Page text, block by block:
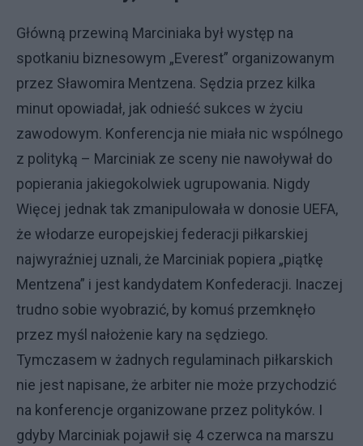
Główną przewiną Marciniaka był występ na
spotkaniu biznesowym „Everest” organizowanym
przez Sławomira Mentzena. Sędzia przez kilka
minut opowiadał, jak odnieść sukces w życiu
zawodowym. Konferencja nie miała nic wspólnego
z polityką – Marciniak ze sceny nie nawoływał do
popierania jakiegokolwiek ugrupowania. Nigdy
Więcej jednak tak zmanipulowała w donosie UEFA,
że włodarze europejskiej federacji piłkarskiej
najwyraźniej uznali, że Marciniak popiera „piątkę
Mentzena” i jest kandydatem Konfederacji. Inaczej
trudno sobie wyobrazić, by komuś przemknęło
przez myśl nałożenie kary na sędziego.
Tymczasem w żadnych regulaminach piłkarskich
nie jest napisane, że arbiter nie może przychodzić
na konferencje organizowane przez polityków. I
gdyby Marciniak pojawił się 4 czerwca na marszu